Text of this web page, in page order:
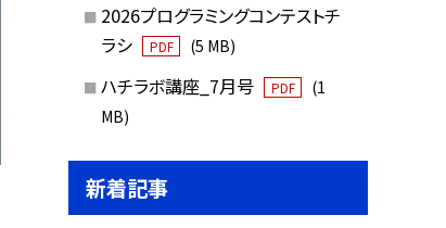
2026プログラミングコンテストチ
ラシ
PDF (5 MB)
ハチラボ講座_7月号 PDF
(1
MB)
新着記事